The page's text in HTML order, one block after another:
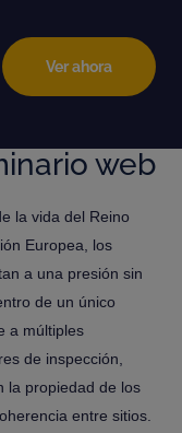
Ver ahora
web
la vida del Reino
Europea, los
a una presión sin
de un único
a múltiples
de inspección,
la propiedad de los
entre sitios.